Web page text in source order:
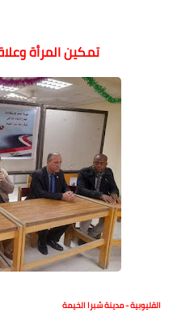
تمكين المرأة
القليوبية - مدينة شبرا الخيمة